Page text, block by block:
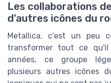
Les collaborations
d'autres icônes du
Metallica, c'est un peu
transformer tout ce
années, ce groupe
plusieurs autres icônes